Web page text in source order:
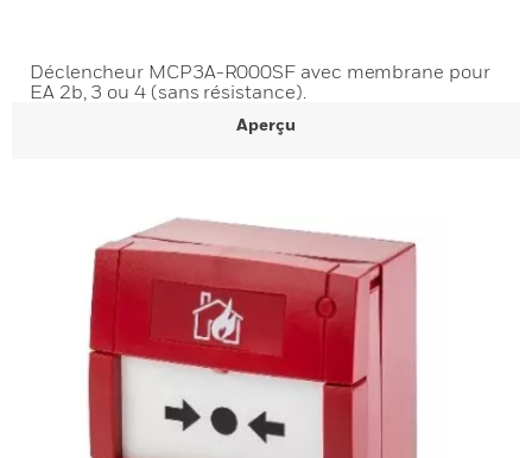
Déclencheur MCP3A-R000SF avec membrane pour
EA 2b, 3 ou 4 (sans résistance).
Aperçu